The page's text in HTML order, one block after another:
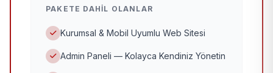
PAKETE DAHIL OLANLAR
Kurumsal & Mobil Uyumlu Web Sitesi
Admin Paneli — Kolayca Kendiniz Yönetin